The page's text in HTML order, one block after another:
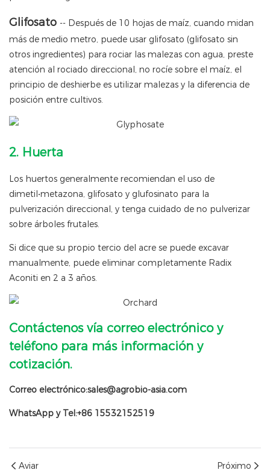
Glifosato -- Después de 10 hojas de maíz, cuando midan
más de medio metro, puede usar glifosato (glifosato sin
otros ingredientes) para rociar las malezas con agua, preste
atención al rociado direccional, no rocíe sobre el maíz, el
principio de deshierbe es utilizar malezas y la diferencia de
posición entre cultivos.
2. Huerta
Los huertos generalmente recomiendan el uso de
dimetil•metazona, glifosato y glufosinato para la
pulverización direccional, y tenga cuidado de no pulverizar
sobre árboles frutales.
Si dice que su propio tercio del acre se puede excavar
manualmente, puede eliminar completamente Radix
Aconiti en 2 a 3 años.
Contáctenos vía correo electrónico y
teléfono para más información y
cotización.
Correo electrónico:sales@agrobio-asia.com
WhatsApp y Tel:+86 15532152519
Aviar Próximo